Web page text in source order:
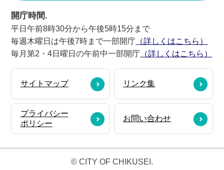
開庁時間.
平日午前8時30分から午後5時15分まで
毎週木曜日は午後7時まで一部開庁 （詳しくはこちら）
毎月第2・4日曜日の午前中一部開庁 （詳しくはこちら）
サイトマップ リンク集
プライバシー
ポリシー
お問い合わせ
© CITY OF CHIKUSEI.